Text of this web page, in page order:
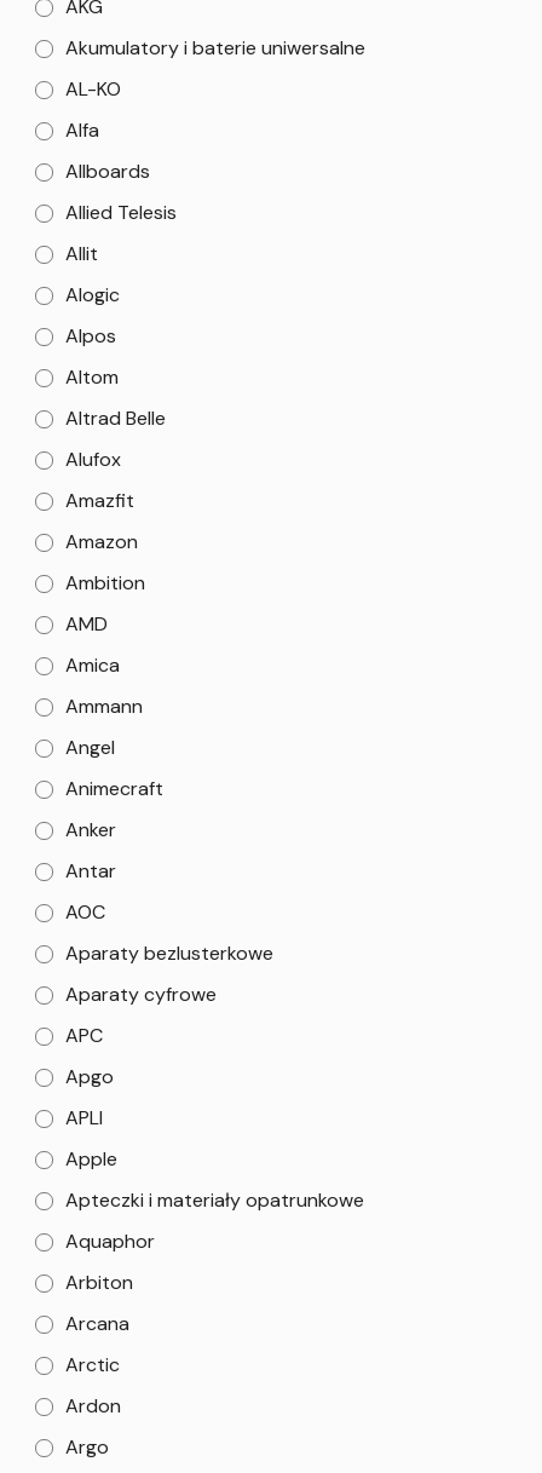
AKG
Akumulatory i baterie uniwersalne
AL-KO
Alfa
Allboards
Allied Telesis
Allit
Alogic
Alpos
Altom
Altrad Belle
Alufox
Amazfit
Amazon
Ambition
AMD
Amica
Ammann
Angel
Animecraft
Anker
Antar
AOC
Aparaty bezlusterkowe
Aparaty cyfrowe
APC
Apgo
APLI
Apple
Apteczki i materiały opatrunkowe
Aquaphor
Arbiton
Arcana
Arctic
Ardon
Argo